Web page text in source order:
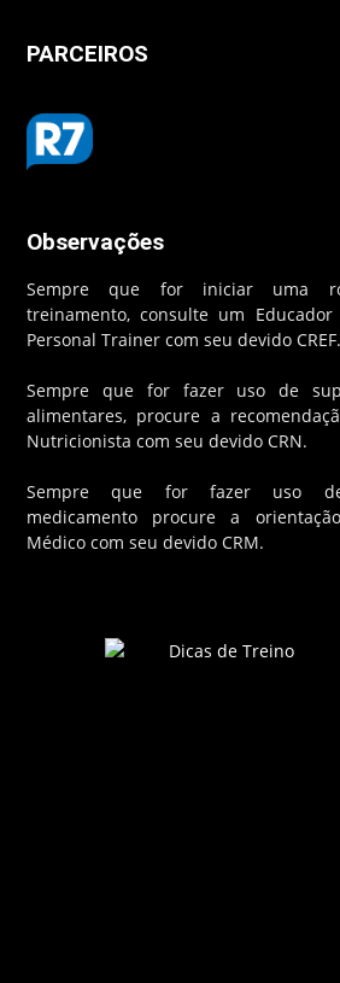
PARCEIROS
Observações
Sempre que for iniciar uma
treinamento, consulte um Educador
Personal Trainer com seu devido CREF.
Sempre que for fazer uso de
alimentares, procure a
Nutricionista com seu devido CRN.
Sempre que for fazer uso
medicamento procure a
Médico com seu devido CRM.